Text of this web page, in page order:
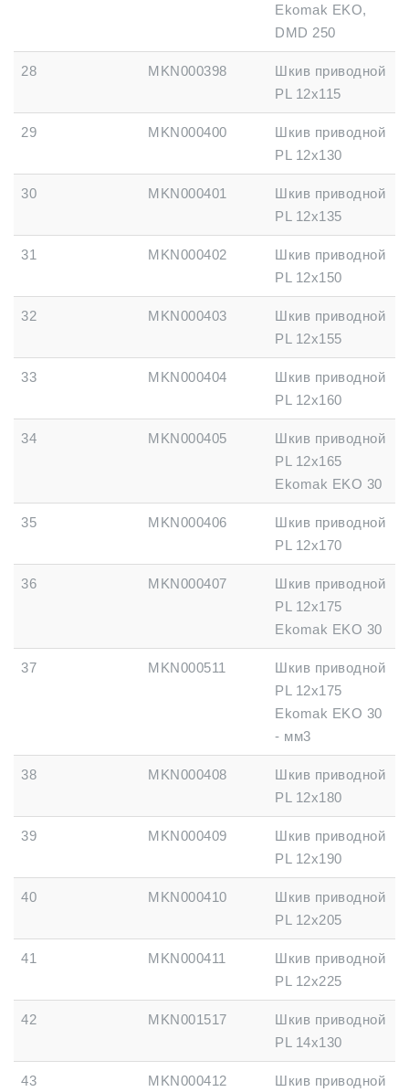
Ekomak EKO,
DMD 250
28 MKN000398
Шкив приводной
PL 12x115
29 MKN000400
Шкив приводной
PL 12x130
30 MKN000401
Шкив приводной
PL 12x135
31 MKN000402
Шкив приводной
PL 12x150
32 MKN000403
Шкив приводной
PL 12x155
33 MKN000404
Шкив приводной
PL 12x160
34 MKN000405
Шкив приводной
PL 12x165
Ekomak EKO 30
35 MKN000406
Шкив приводной
PL 12x170
36 MKN000407
Шкив приводной
PL 12x175
Ekomak EKO 30
37 MKN000511
Шкив приводной
PL 12x175
Ekomak EKO 30
- мм3
38 MKN000408
Шкив приводной
PL 12x180
39 MKN000409
Шкив приводной
PL 12x190
40 MKN000410
Шкив приводной
PL 12x205
41 MKN000411
Шкив приводной
PL 12x225
42 MKN001517
Шкив приводной
PL 14x130
43 MKN000412
Шкив приводной